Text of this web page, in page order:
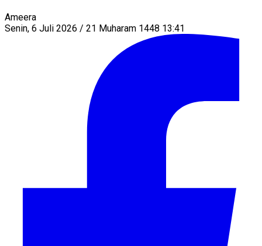
Ameera
Senin, 6 Juli 2026 / 21 Muharam 1448 13:41